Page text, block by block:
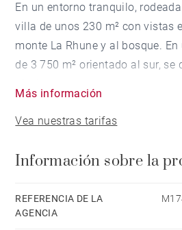
En un entorno tranquilo,
villa de unos 230 m² con vistas
monte La Rhune y al bosque.
de 3 750 m² orientado al sur, se
amplio salón con chimenea
(12x4,5m), 3 dormitorios, de los
despensa y un cuarto de
En la planta superior, una suite
Más información
Vea nuestras tarifas
Información sobre la
REFERENCIA DE LA
AGENCIA